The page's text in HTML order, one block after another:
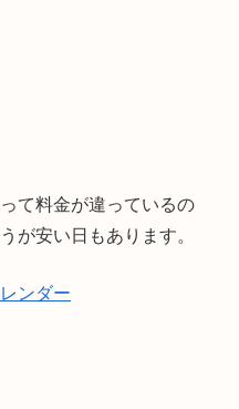
て料金が違っているの
が安い日もあります。
ンダー